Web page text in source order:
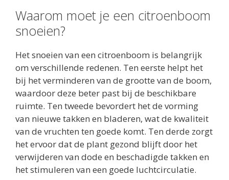
Waarom moet je een citroenboom
snoeien?
Het snoeien van een citroenboom is belangrijk
om verschillende redenen. Ten eerste helpt het
bij het verminderen van de grootte van de boom,
waardoor deze beter past bij de beschikbare
ruimte. Ten tweede bevordert het de vorming
van nieuwe takken en bladeren, wat de kwaliteit
van de vruchten ten goede komt. Ten derde zorgt
het ervoor dat de plant gezond blijft door het
verwijderen van dode en beschadigde takken en
het stimuleren van een goede luchtcirculatie.